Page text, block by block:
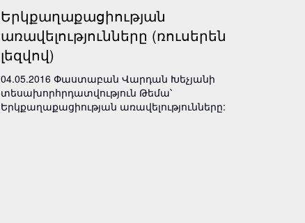
Երկքաղաքացիության
առավելությունները (ռուսերեն
լեզվով)
04.05.2016 Փաստաբան Վարդան Խեչյանի
տեսախորհրդատվություն Թեմա՝
Երկքաղաքացիության առավելությունները: